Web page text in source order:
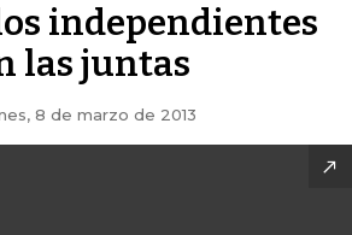
independientes
las juntas
8 de marzo de 2013